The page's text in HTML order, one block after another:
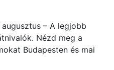
– A legjobb
Nézd meg a
Budapesten és mai